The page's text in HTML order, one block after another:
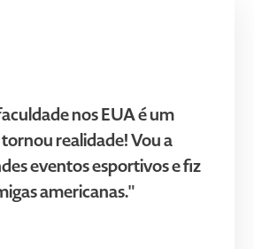
nos EUA é um
realidade! Vou a
eventos esportivos e fiz
americanas."